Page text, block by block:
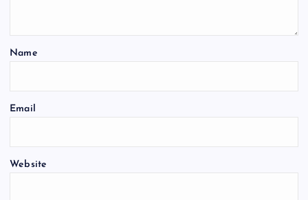
Name
Email
Website